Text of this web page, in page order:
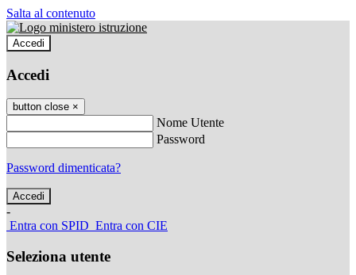
Salta al contenuto
Accedi
Accedi
button close ×
Nome Utente
Password
Password dimenticata?
-
Entra con SPID Entra con CIE
Seleziona utente